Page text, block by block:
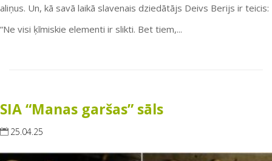
aliņus. Un, kā savā laikā slavenais dziedātājs Deivs Berijs ir teicis:
“Ne visi ķīmiskie elementi ir slikti. Bet tiem,...
SIA “Manas garšas” sāls
25.04.25